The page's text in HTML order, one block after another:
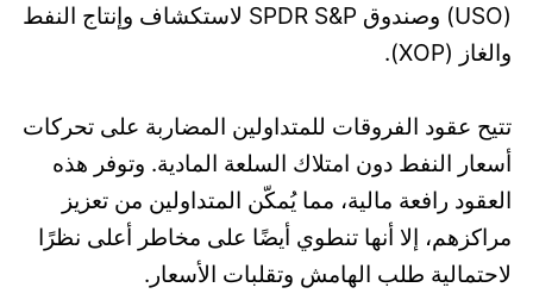
(USO) وصندوق SPDR S&P لاستكشاف وإنتاج النفط
والغاز (XOP).
تتيح عقود الفروقات للمتداولين المضاربة على تحركات
أسعار النفط دون امتلاك السلعة المادية. وتوفر هذه
العقود رافعة مالية، مما يُمكّن المتداولين من تعزيز
مراكزهم، إلا أنها تنطوي أيضًا على مخاطر أعلى نظرًا
لاحتمالية طلب الهامش وتقلبات الأسعار.